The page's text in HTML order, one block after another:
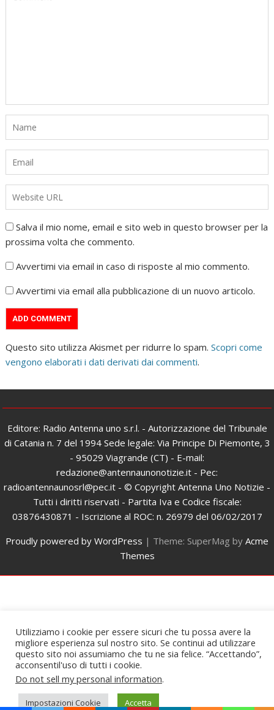
Salva il mio nome, email e sito web in questo browser per la
prossima volta che commento.
Avvertimi via email in caso di risposte al mio commento.
Avvertimi via email alla pubblicazione di un nuovo articolo.
Questo sito utilizza Akismet per ridurre lo spam.Scopri come
vengono elaborati i dati derivati dai commenti.
Editore: Radio Antenna uno s.r.l. - Autorizzazione del Tribunale
di Catania n. 7 del 1994 Sede legale: Via Principe Di Piemonte, 3
- 95029 Viagrande (CT) - E-mail:
redazione@antennaunonotizie.it - Pec:
radioantennaunosrl@pec.it - © Copyright Antenna Uno Notizie -
Tutti i diritti riservati - Partita Iva e Codice fiscale:
03876430871 - Iscrizione al ROC: n. 26979 del 06/02/2017
Proudly powered by WordPress | Theme: SuperMag by Acme
Themes
Utilizziamo i cookie per essere sicuri che tu possa avere la
migliore esperienza sul nostro sito. Se continui ad utilizzare
questo sito noi assumiamo che tu ne sia felice. “Accettando”,
acconsentil'uso di tutti i cookie.
Do not sell my personal information.
Impostazioni Cookie Accetta